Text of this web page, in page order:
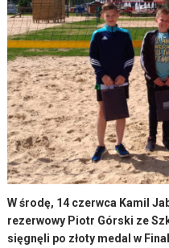
W środę, 14 czerwca Kamil
rezerwowy Piotr Górski ze
sięgnęli po złoty medal w